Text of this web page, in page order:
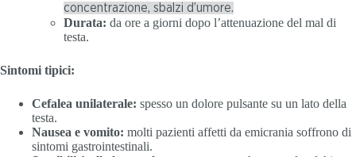
concentrazione, sbalzi d’umore.
Durata: da ore a giorni dopo l’attenuazione del mal di
testa.
Sintomi tipici:
Cefalea unilaterale: spesso un dolore pulsante su un lato della
testa.
Nausea e vomito: molti pazienti affetti da emicrania soffrono di
sintomi gastrointestinali.